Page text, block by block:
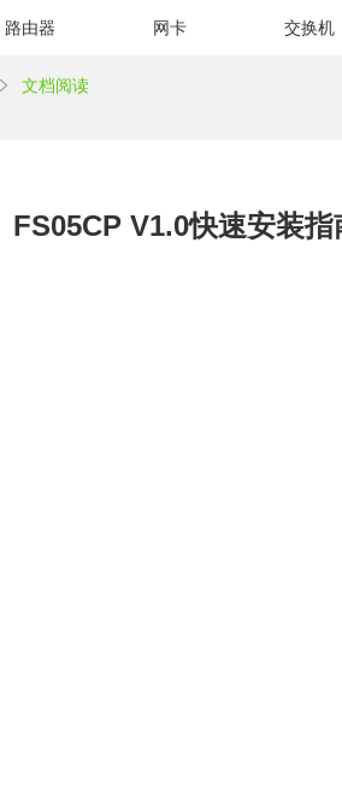
路由器 网卡 交换机
文档阅读
FS05CP V1.0快速安装指